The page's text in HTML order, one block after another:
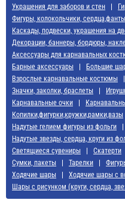
Украшения для заборов и стен
Фигуры, колокольчики,
Каскады, подвески, украшения на
Декорации, баннеры, бордюры,
Аксессуары для карнавальных
Барные аксессуары
Большие
Взрослые карнавальные костюмы
Значки, заколки, браслеты
Карнавальные очки
Копилки,фигурки,кружки,рамки,вазы
Надутые гелием фигуры из фольги
Надутые звезды, сердца, круги из
Светящиеся сувениры
Скатерти
Сумки, пакеты
Тарелки
Ходячие шары
Ходячие шары с
Шары с рисунком (круги, сердца,